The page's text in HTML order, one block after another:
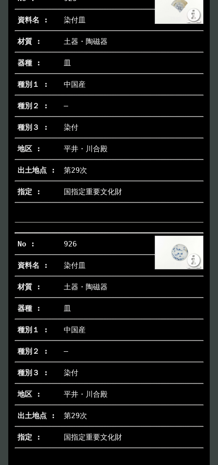
染付皿
土器・陶磁器
皿
中国産
―
染付
平井・川合殿
第29次
国指定重要文化財
926
染付皿
土器・陶磁器
皿
中国産
―
染付
平井・川合殿
第29次
国指定重要文化財